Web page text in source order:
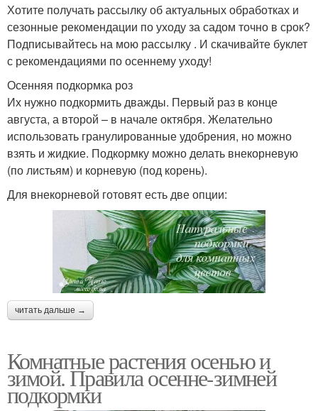
Хотите получать рассылку об актуальных обработках и
сезонные рекомендации по уходу за садом точно в срок?
Подписывайтесь на мою рассылку . И скачивайте буклет
с рекомендациями по осеннему уходу!
Осенняя подкормка роз
Их нужно подкормить дважды. Первый раз в конце
августа, а второй – в начале октября. Желательно
использовать гранулированные удобрения, но можно
взять и жидкие. Подкормку можно делать внекорневую
(по листьям) и корневую (под корень).
Для внекорневой готовят есть две опции:
читать дальше →
Комнатные растения осенью и
зимой. Правила осенне-зимней
подкормки